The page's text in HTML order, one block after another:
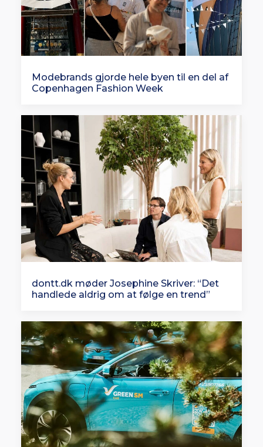
Modebrands gjorde hele byen til en del af
Copenhagen Fashion Week
dontt.dk møder Josephine Skriver: “Det
handlede aldrig om at følge en trend”